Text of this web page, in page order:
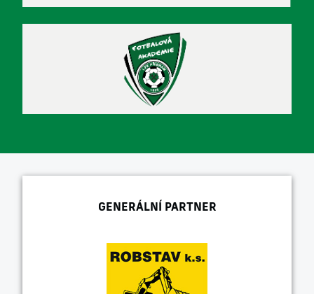
GENERÁLNÍ PARTNER